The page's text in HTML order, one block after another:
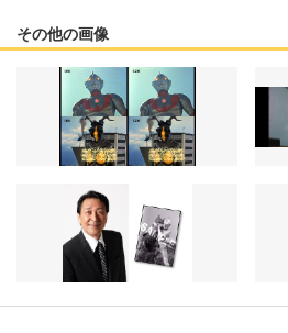
その他の画像